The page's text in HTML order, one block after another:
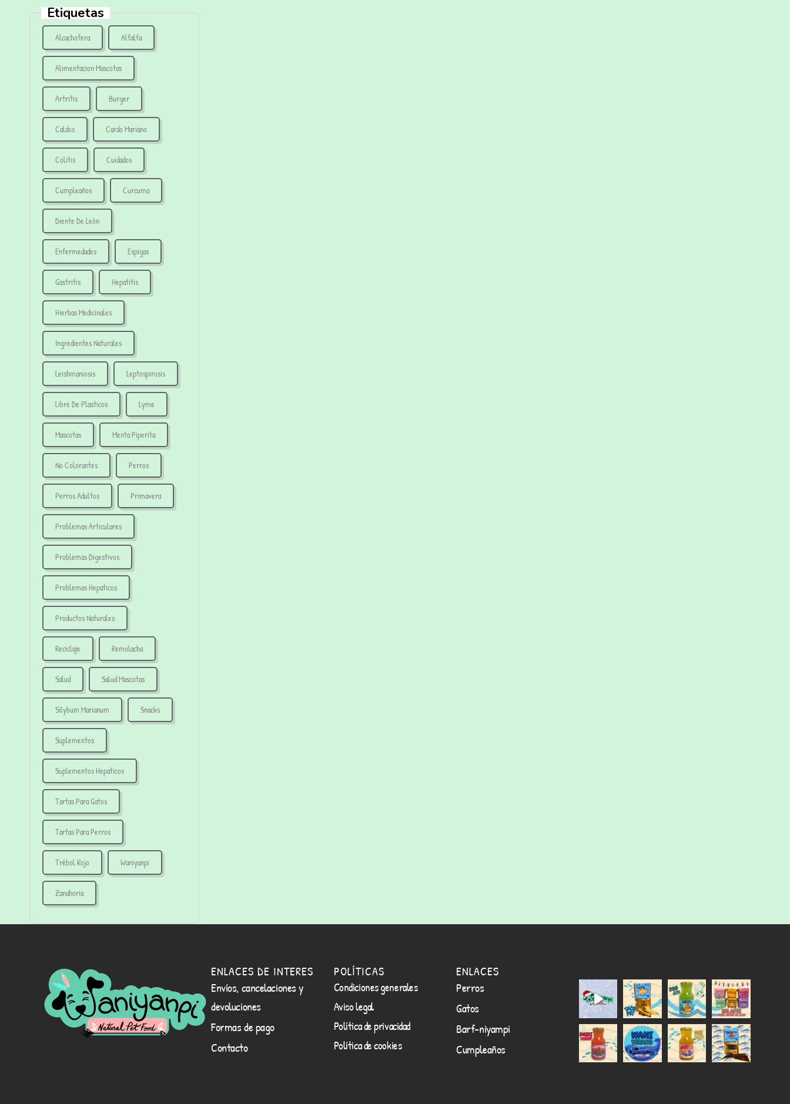
Etiquetas
Alcachofera Alfalfa
Alimentacion Mascotas
Artritis Burger
Caldos Cardo Mariano
Colitis Cuidados
Cumpleaños Curcuma
Diente De León
Enfermedades Espigas
Gastritis Hepatitis
Hierbas Medicinales
Ingredientes Naturales
Leishmaniosis Leptospirosis
Libre De Plasticos Lyme
Mascotas Menta Piperita
No Colorantes Perros
Perros Adultos Primavera
Problemas Articulares
Problemas Digestivos
Problemas Hepaticos
Productos Naturales
Reciclaje Remolacha
Salud Salud Mascotas
Silybum Marianum Snacks
Suplementos
Suplementos Hepaticos
Tartas Para Gatos
Tartas Para Perros
Trébol Rojo Waniyanpi
Zanahoria
ENLACES DE INTERES
Envíos, cancelaciones y
devoluciones
Formas de pago
Contacto
POLÍTICAS
Condiciones generales
Aviso legal
Política de privacidad
Política de cookies
ENLACES
Perros
Gatos
Barf-niyampi
Cumpleaños